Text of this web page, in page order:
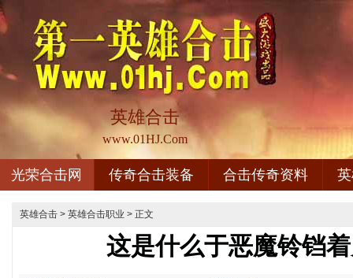
英雄合击
www.01HJ.Com
光荣合击网 传奇合击装备 合击传奇资料
英雄合击 > 英雄合击职业 > 正文
这是什么于恶魔铃铛